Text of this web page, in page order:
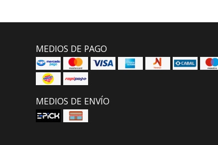
MEDIOS DE PAGO
MEDIOS DE ENVÍO